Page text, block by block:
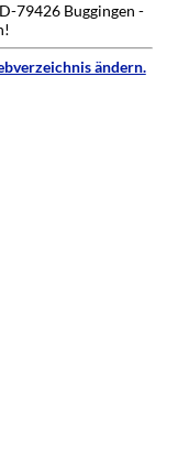
79426 Buggingen -
ändern.